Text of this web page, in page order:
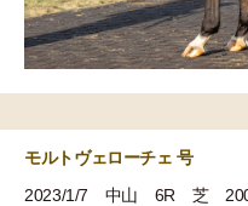
モルトヴェローチェ 号
2023/1/7 中山 6R 芝